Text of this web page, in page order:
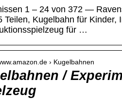
1 – 24 von 372 —
Teilen, Kugelbahn für Kinder,
für …
› Kugelbahnen
/